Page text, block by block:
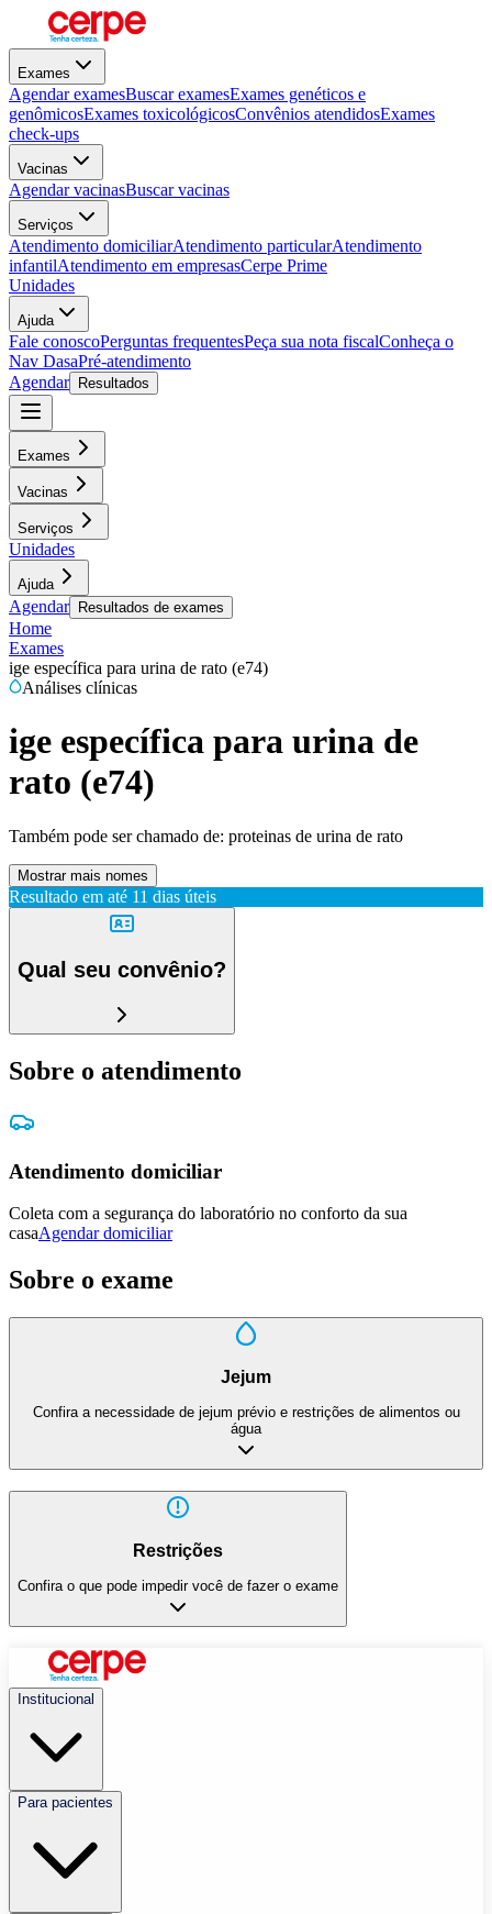
Exames
Agendar examesBuscar examesExames genéticos e
genômicosExames toxicológicosConvênios atendidosExames
check-ups
Vacinas
Agendar vacinasBuscar vacinas
Serviços
Atendimento domiciliarAtendimento particularAtendimento
infantilAtendimento em empresasCerpe Prime
Unidades
Ajuda
Fale conoscoPerguntas frequentesPeça sua nota fiscalConheça o
Nav DasaPré-atendimento
Agendar
Resultados
Exames
Vacinas
Serviços
Unidades
Ajuda
Agendar Resultados de exames
Home
Exames
ige específica para urina de rato (e74)
Análises clínicas
ige específica para urina de
rato (e74)
Também pode ser chamado de: proteinas de urina de rato
Mostrar mais nomes
Resultado em até 11 dias úteis
Qual seu convênio?
Sobre o atendimento
Atendimento domiciliar
Coleta com a segurança do laboratório no conforto da sua
casaAgendar domiciliar
Sobre o exame
Jejum
Confira a necessidade de jejum prévio e restrições de alimentos ou
água
Restrições
Confira o que pode impedir você de fazer o exame
Institucional
Para pacientes